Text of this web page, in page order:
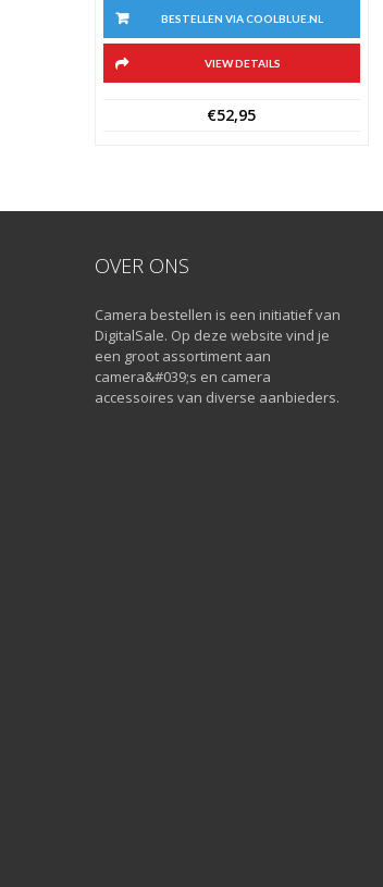
BESTELLEN VIA COOLBLUE.NL
VIEW DETAILS
€52,95
OVER ONS
Camera bestellen is een initiatief van
DigitalSale. Op deze website vind je
een groot assortiment aan
camera&#039;s en camera
accessoires van diverse aanbieders.